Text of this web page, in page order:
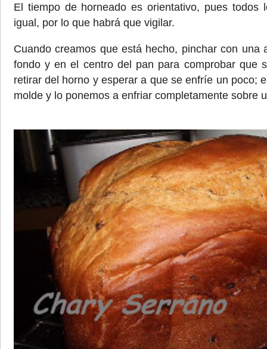
El tiempo de horneado es orientativo, pues todos
igual, por lo que habrá que vigilar.
Cuando creamos que está hecho, pinchar con una
fondo y en el centro del pan para comprobar que
retirar del horno y esperar a que se enfríe un poco;
molde y lo ponemos a enfriar completamente sobre